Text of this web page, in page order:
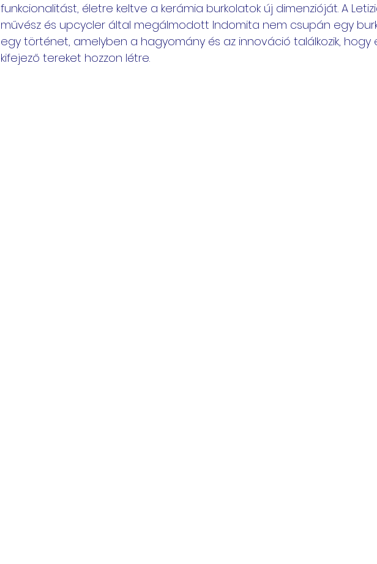
funkcionalitást, életre keltve a kerámia burkolatok új dimenzióját. A
művész és upcycler által megálmodott Indomita nem csupán egy
egy történet, amelyben a hagyomány és az innováció találkozik, hogy
kifejező tereket hozzon létre.